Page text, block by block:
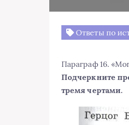
Ответы по
Параграф 16.
Подчеркните
тремя чертами.